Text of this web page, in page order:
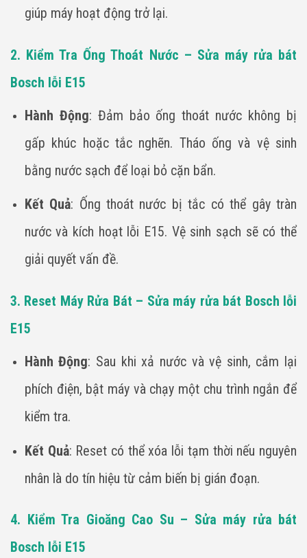
giúp máy hoạt động trở lại.
2. Kiểm Tra Ống Thoát Nước – Sửa máy rửa bát
Bosch lỗi E15
Hành Động: Đảm bảo ống thoát nước không bị
gấp khúc hoặc tắc nghẽn. Tháo ống và vệ sinh
bằng nước sạch để loại bỏ cặn bẩn.
Kết Quả: Ống thoát nước bị tắc có thể gây tràn
nước và kích hoạt lỗi E15. Vệ sinh sạch sẽ có thể
giải quyết vấn đề.
3. Reset Máy Rửa Bát – Sửa máy rửa bát Bosch lỗi
E15
Hành Động: Sau khi xả nước và vệ sinh, cắm lại
phích điện, bật máy và chạy một chu trình ngắn để
kiểm tra.
Kết Quả: Reset có thể xóa lỗi tạm thời nếu nguyên
nhân là do tín hiệu từ cảm biến bị gián đoạn.
4. Kiểm Tra Gioăng Cao Su – Sửa máy rửa bát
Bosch lỗi E15